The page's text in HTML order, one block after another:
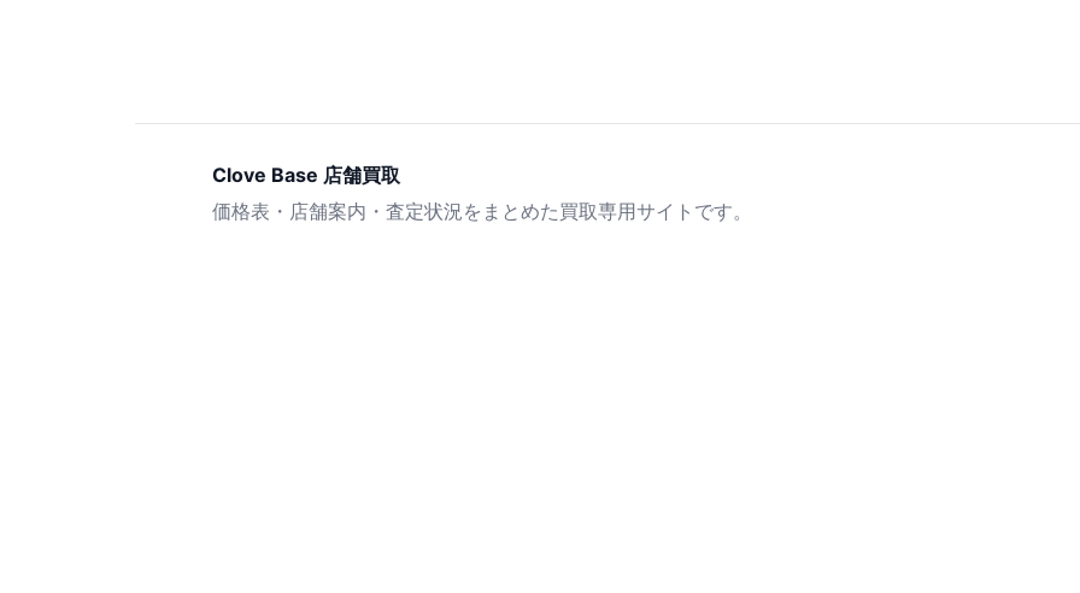
Clove Base 店舗買取
価格表・店舗案内・査定状況をまとめた買取専用サイトです。